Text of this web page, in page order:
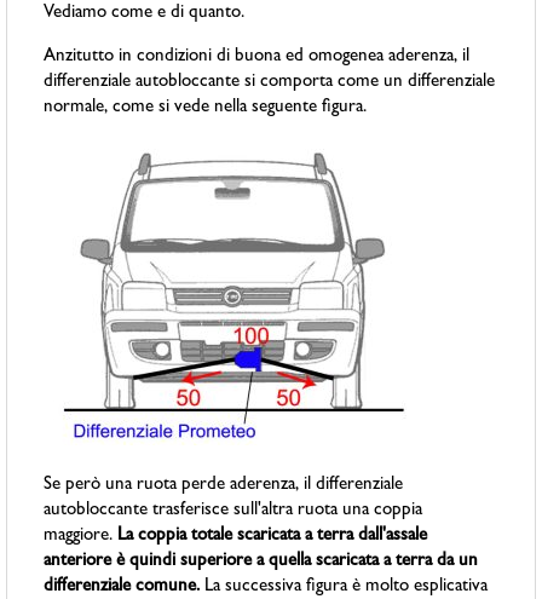
Vediamo come e di quanto.
Anzitutto in condizioni di buona ed omogenea aderenza, il
differenziale autobloccante si comporta come un differenziale
normale, come si vede nella seguente figura.
Se però una ruota perde aderenza, il differenziale
autobloccante trasferisce sull'altra ruota una coppia
maggiore. La coppia totale scaricata a terra dall'assale
anteriore è quindi superiore a quella scaricata a terra da un
differenziale comune. La successiva figura è molto esplicativa